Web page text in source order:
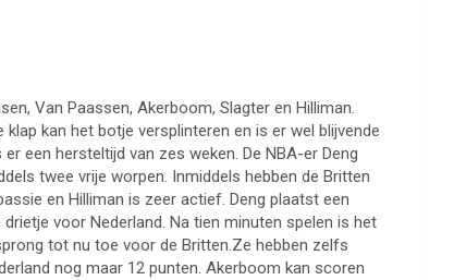
Van Paassen, Akerboom, Slagter en Hilliman.
kan het botje versplinteren en is er wel blijvende
een hersteltijd van zes weken. De NBA-er Deng
twee vrije worpen. Inmiddels hebben de Britten
en Hilliman is zeer actief. Deng plaatst een
voor Nederland. Na tien minuten spelen is het
tot nu toe voor de Britten.Ze hebben zelfs
nog maar 12 punten. Akerboom kan scoren